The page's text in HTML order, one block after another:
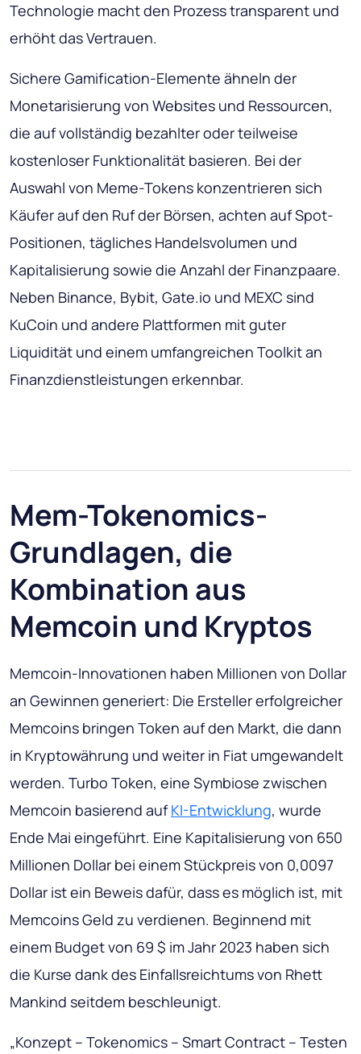
Technologie macht den Prozess transparent und
erhöht das Vertrauen.
Sichere Gamification-Elemente ähneln der
Monetarisierung von Websites und Ressourcen,
die auf vollständig bezahlter oder teilweise
kostenloser Funktionalität basieren. Bei der
Auswahl von Meme-Tokens konzentrieren sich
Käufer auf den Ruf der Börsen, achten auf Spot-
Positionen, tägliches Handelsvolumen und
Kapitalisierung sowie die Anzahl der Finanzpaare.
Neben Binance, Bybit, Gate.io und MEXC sind
KuCoin und andere Plattformen mit guter
Liquidität und einem umfangreichen Toolkit an
Finanzdienstleistungen erkennbar.
Mem-Tokenomics-
Grundlagen, die
Kombination aus
Memcoin und Kryptos
Memcoin-Innovationen haben Millionen von Dollar
an Gewinnen generiert: Die Ersteller erfolgreicher
Memcoins bringen Token auf den Markt, die dann
in Kryptowährung und weiter in Fiat umgewandelt
werden. Turbo Token, eine Symbiose zwischen
Memcoin basierend aufKI-Entwicklung, wurde
Ende Mai eingeführt. Eine Kapitalisierung von 650
Millionen Dollar bei einem Stückpreis von 0,0097
Dollar ist ein Beweis dafür, dass es möglich ist, mit
Memcoins Geld zu verdienen. Beginnend mit
einem Budget von 69 $ im Jahr 2023 haben sich
die Kurse dank des Einfallsreichtums von Rhett
Mankind seitdem beschleunigt.
„Konzept – Tokenomics – Smart Contract – Testen